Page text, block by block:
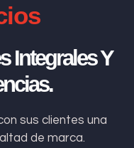
Integrales Y
sus clientes una
de marca.